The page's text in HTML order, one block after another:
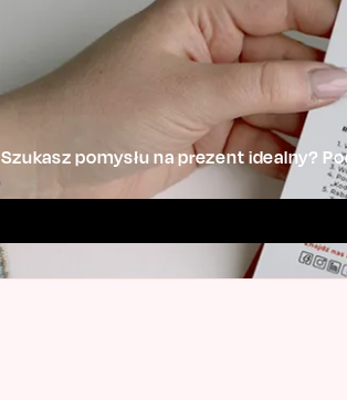
Szukasz pomysłu na prezent idealny?